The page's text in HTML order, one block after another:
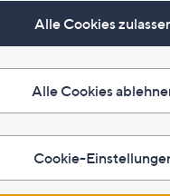
Sweatshirt,
Druck
SALE
hinten
€
Alle Cookies
Alle Cookies
Cookie-